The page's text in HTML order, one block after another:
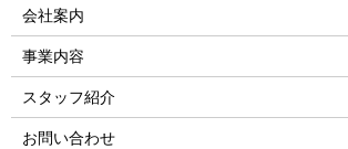
会社案内
事業内容
スタッフ紹介
お問い合わせ